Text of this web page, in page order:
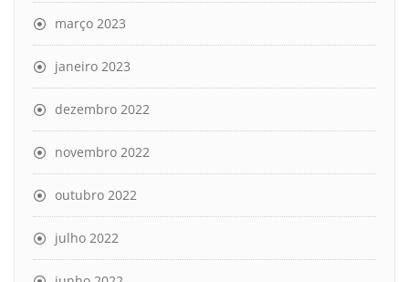
março 2023
janeiro 2023
dezembro 2022
novembro 2022
outubro 2022
julho 2022